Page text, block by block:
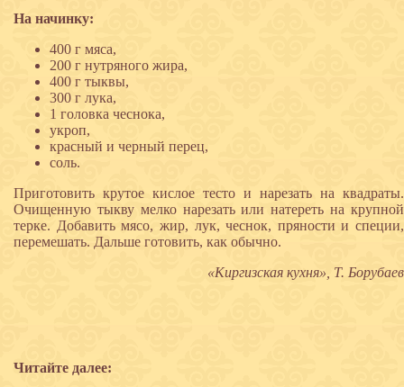
На начинку:
400 г мяса,
200 г нутряного жира,
400 г тыквы,
300 г лука,
1 головка чеснока,
укроп,
красный и черный перец,
соль.
Приготовить крутое кислое тесто и нарезать на квадраты.
Очищенную тыкву мелко нарезать или натереть на крупной
терке. Добавить мясо, жир, лук, чеснок, пряности и специи,
перемешать. Дальше готовить, как обычно.
«Киргизская кухня», Т. Борубаев
Читайте далее: